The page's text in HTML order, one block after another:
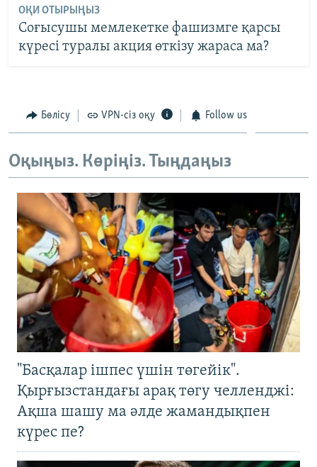
ОҚИ ОТЫРЫҢЫЗ
Соғысушы мемлекетке фашизмге қарсы
күресі туралы акция өткізу жараса ма?
Бөлісу VPN-сіз оқу Follow us
Оқыңыз. Көріңіз. Тыңдаңыз
"Басқалар ішпес үшін төгейік".
Қырғызстандағы арақ төгу челленджі:
Ақша шашу ма әлде жамандықпен
күрес пе?